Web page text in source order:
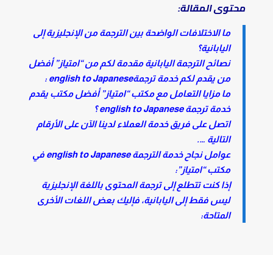
محتوى المقالة:
ما الاختلافات الواضحة بين الترجمة من الإنجليزية إلى
اليابانية؟
نصائح الترجمة اليابانية مقدمة لكم من “امتياز” أفضل
من يقدم لكم خدمة ترجمةenglish to Japanese :
ما مزايا التعامل مع مكتب “امتياز” أفضل مكتب يقدم
خدمة ترجمة english to Japanese ؟
اتصل على فريق خدمة العملاء لدينا الآن على الأرقام
التالية ….
عوامل نجاح خدمة الترجمة english to Japanese في
مكتب “امتياز”:
إذا كنت تتطلع إلى ترجمة المحتوى باللغة الإنجليزية
ليس فقط إلى اليابانية، فإليك بعض اللغات الأخرى
المتاحة: